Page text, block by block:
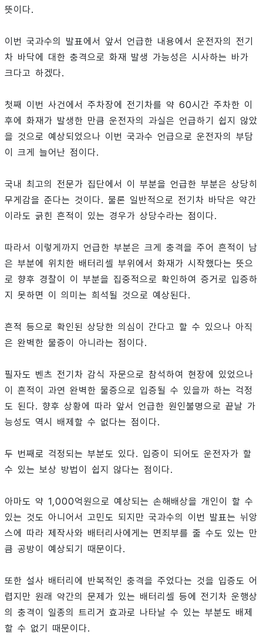
뜻이다.
이번 국과수의 발표에서 앞서 언급한 내용에서 운전자의 전기
차 바닥에 대한 충격으로 화재 발생 가능성은 시사하는 바가
크다고 하겠다.
첫째 이번 사건에서 주차장에 전기차를 약 60시간 주차한 이
후에 화재가 발생한 만큼 운전자의 과실은 언급하기 쉽지 않았
을 것으로 예상되었으나 이번 국과수 언급으로 운전자의 부담
이 크게 늘어난 점이다.
국내 최고의 전문가 집단에서 이 부분을 언급한 부분은 상당히
무게감을 준다는 것이다. 물론 일반적으로 전기차 바닥은 약간
이라도 긁힌 흔적이 있는 경우가 상당수라는 점이다.
따라서 이렇게까지 언급한 부분은 크게 충격을 주어 흔적이 남
은 부분에 위치한 배터리셀 부위에서 화재가 시작했다는 뜻으
로 향후 경찰이 이 부분을 집중적으로 확인하여 증거로 입증하
지 못하면 이 의미는 희석될 것으로 예상된다.
흔적 등으로 확인된 상당한 의심이 간다고 할 수 있으나 아직
은 완벽한 물증이 아니라는 점이다.
필자도 벤츠 전기차 감식 자문으로 참석하여 현장에 있었으나
이 흔적이 과연 완벽한 물증으로 입증될 수 있을까 하는 걱정
도 된다. 향후 상황에 따라 앞서 언급한 원인불명으로 끝날 가
능성도 역시 배제할 수 없다는 점이다.
두 번째로 걱정되는 부분도 있다. 입증이 되어도 운전자가 할
수 있는 보상 방법이 쉽지 않다는 점이다.
아마도 약 1,000억원으로 예상되는 손해배상을 개인이 할 수
있는 것도 아니어서 고민도 되지만 국과수의 이번 발표는 뉘앙
스에 따라 제작사와 배터리사에게는 면죄부를 줄 수도 있는 만
큼 공방이 예상되기 때문이다.
또한 설사 배터리에 반복적인 충격을 주었다는 것을 입증도 어
렵지만 원래 약간의 문제가 있는 배터리셀 등에 전기차 운행상
의 충격이 일종의 트리거 효과로 나타날 수 있는 부분도 배제
할 수 없기 때문이다.